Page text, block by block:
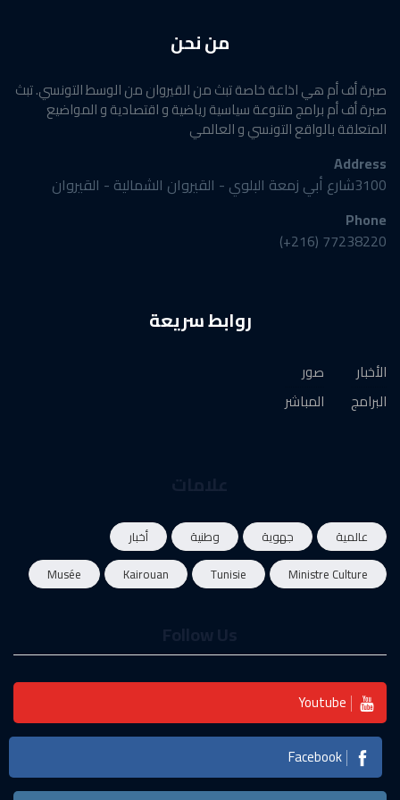
من نحن
صبرة أف أم هي اذاعة خاصة تبث من القيروان من الوسط التونسي. تبث
صبرة أف أم برامج متنوعة سياسية رياضية و اقتصادية و المواضيع
المتعلقة بالواقع التونسي و العالمي
Address
3100شارع أبي زمعة البلوي - القيروان الشمالية - القيروان
Phone
77238220 (216+)
روابط سريعة
الأخبار
البرامج
صور
المباشر
عالمية جهوية وطنية
أخبار
Ministre Culture
Tunisie
Kairouan
Musée
Youtube
Facebook